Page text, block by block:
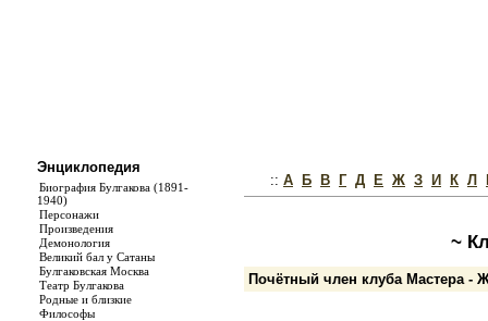
Энциклопедия
Биография Булгакова (1891-
1940)
Персонажи
Произведения
Демонология
Великий бал у Сатаны
Булгаковская Москва
Театр Булгакова
Родные и близкие
Философы
:: А Б В Г Д Е Ж З И К Л
~
Почётный член клуба Мастера -